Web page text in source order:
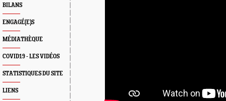
BILANS
ENGAGÉ(E)S
MÉDIATHÈQUE
COVID19 - LES VIDÉOS
STATISTIQUES DU SITE
LIENS